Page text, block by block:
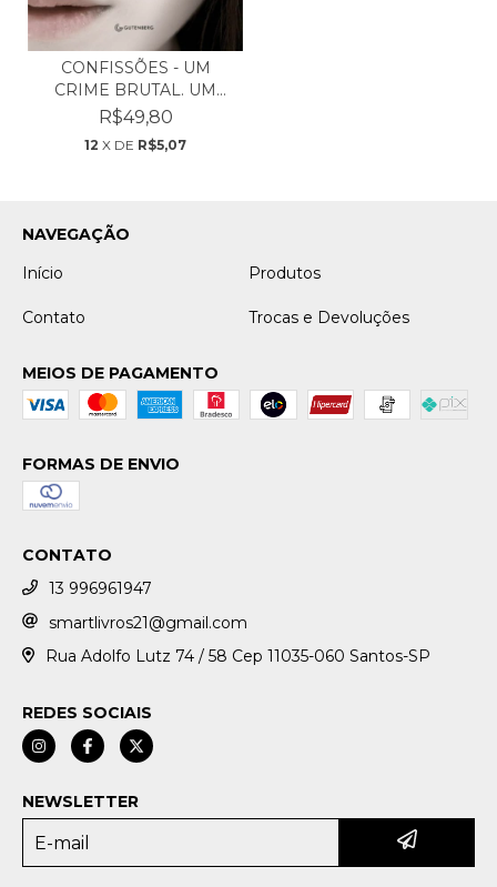
CONFISSÕES - UM
CRIME BRUTAL. UM
PLANO D...
R$49,80
12 X DE R$5,07
NAVEGAÇÃO
Início
Produtos
Contato Trocas e Devoluções
MEIOS DE PAGAMENTO
FORMAS DE ENVIO
CONTATO
13 996961947
smartlivros21@gmail.com
Rua Adolfo Lutz 74 / 58 Cep 11035-060 Santos-SP
REDES SOCIAIS
NEWSLETTER